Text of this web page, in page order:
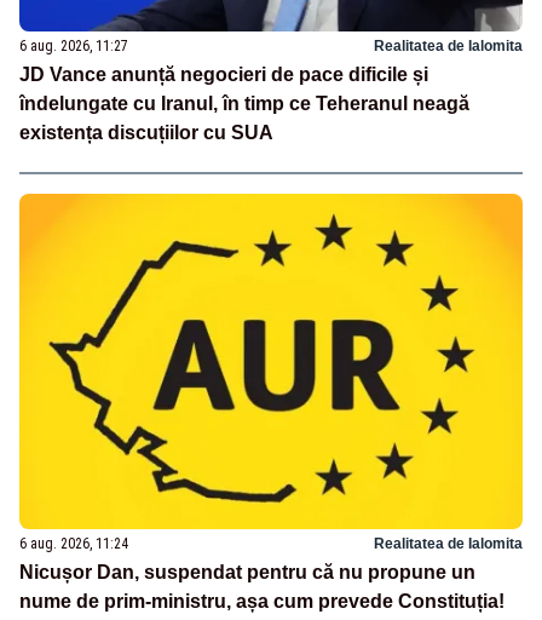
6 aug. 2026, 11:27 Realitatea de Ialomita
JD Vance anunță negocieri de pace dificile și
îndelungate cu Iranul, în timp ce Teheranul neagă
existența discuțiilor cu SUA
6 aug. 2026, 11:24 Realitatea de Ialomita
Nicușor Dan, suspendat pentru că nu propune un
nume de prim-ministru, așa cum prevede Constituția!